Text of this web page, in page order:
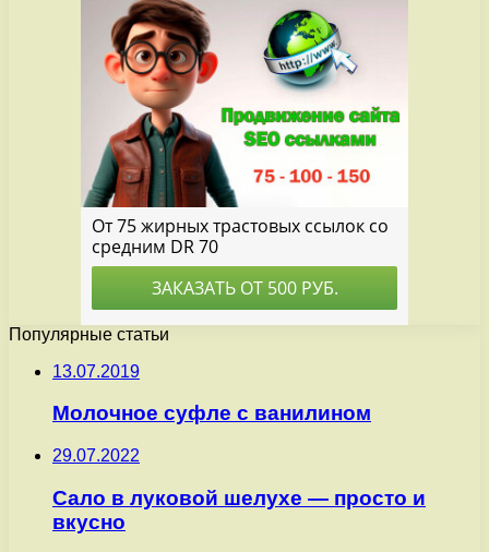
Популярные статьи
13.07.2019
Молочное суфле с ванилином
29.07.2022
Сало в луковой шелухе — просто и
вкусно